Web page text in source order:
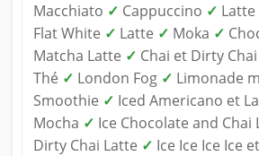
Macchiato ✓ Cappuccino ✓
Flat White ✓ Latte ✓ Moka ✓
Matcha Latte ✓ Chai et Dirty
Thé ✓ London Fog ✓ Limonade
Smoothie ✓ Iced Americano et
Mocha ✓ Ice Chocolate and Chai
Dirty Chai Latte ✓ Ice Ice Ice Ice